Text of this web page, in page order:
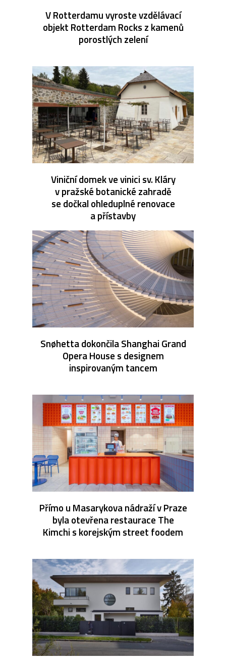
V Rotterdamu vyroste vzdělávací
objekt Rotterdam Rocks z kamenů
porostlých zelení
Viniční domek ve vinici sv. Kláry
v pražské botanické zahradě
se dočkal ohleduplné renovace
a přístavby
Snøhetta dokončila Shanghai Grand
Opera House s designem
inspirovaným tancem
Přímo u Masarykova nádraží v Praze
byla otevřena restaurace The
Kimchi s korejským street foodem